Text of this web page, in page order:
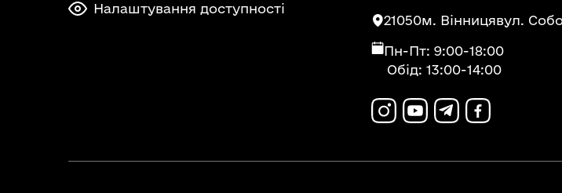
Налаштування доступності
21050м. Вінницявул.
Пн-Пт: 9:00-18:00
Обід: 13:00-14:00